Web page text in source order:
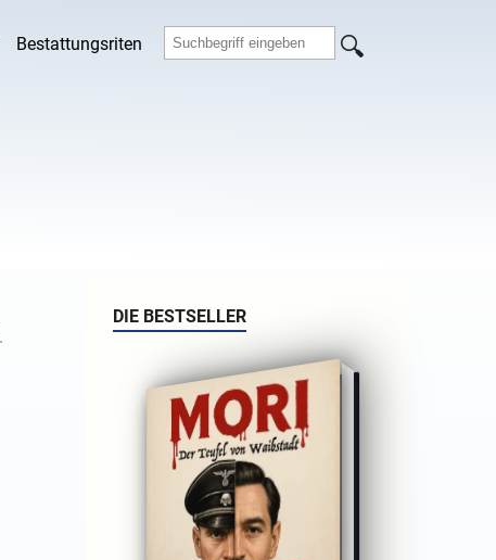
Bestattungsriten
DIE BESTSELLER